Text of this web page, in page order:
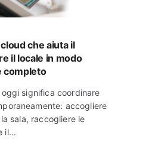
che aiuta il
il locale in modo
completo
significa coordinare
accogliere
sala, raccogliere le
il...